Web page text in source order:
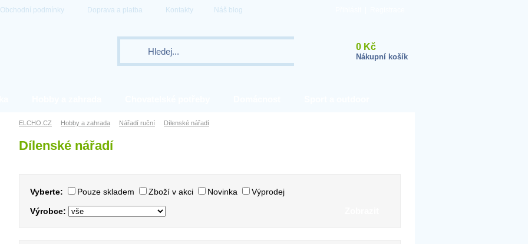
Obchodní podmínky Doprava a platba Kontakty Náš blog
0 Kč
Nákupní košík
ELCHO.CZ Hobby a zahrada Nářadí ruční Dílenské nářadí
Dílenské nářadí
Vyberte: Pouze skladem Zboží v akci Novinka Výprodej
Výrobce: